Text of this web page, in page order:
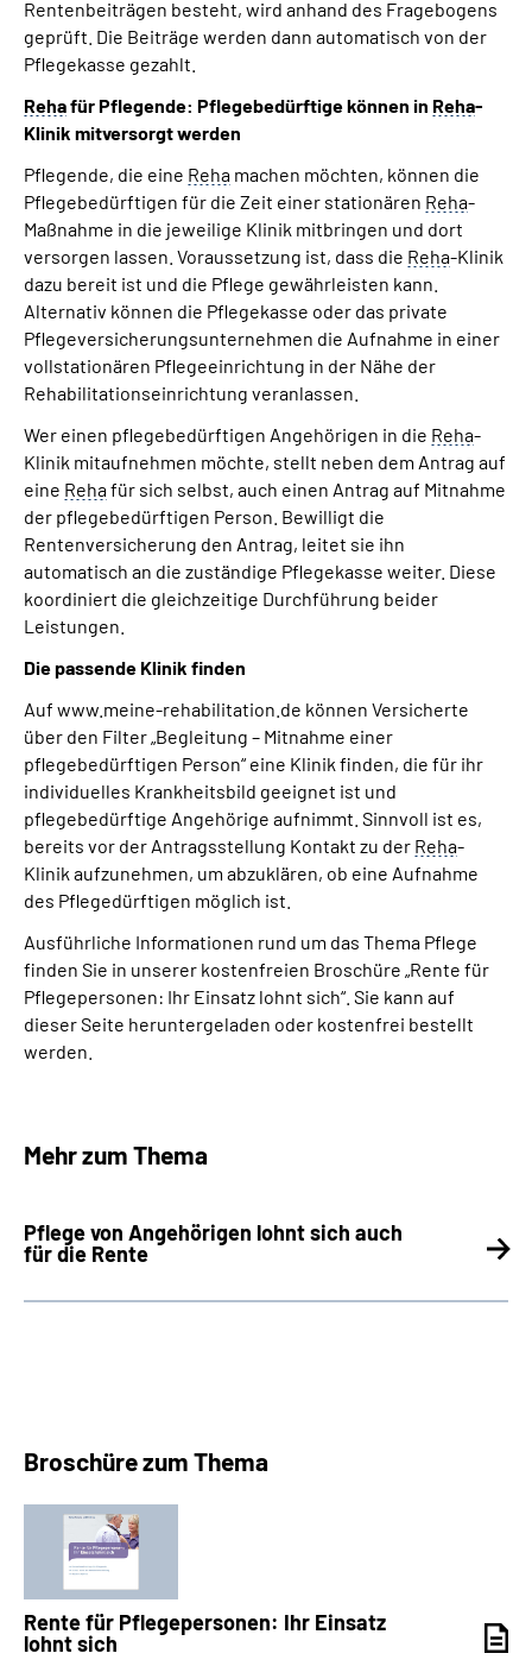
Rentenbeiträgen besteht, wird anhand des Fragebogens
geprüft. Die Beiträge werden dann automatisch von der
Pflegekasse gezahlt.
Rehafür Pflegende: Pflegebedürftige können in Reha-
Klinik mitversorgt werden
Pflegende, die eine Reha machen möchten, können die
Pflegebedürftigen für die Zeit einer stationären Reha-
Maßnahme in die jeweilige Klinik mitbringen und dort
versorgen lassen. Voraussetzung ist, dass die Reha-Klinik
dazu bereit ist und die Pflege gewährleisten kann.
Alternativ können die Pflegekasse oder das private
Pflegeversicherungsunternehmen die Aufnahme in einer
vollstationären Pflegeeinrichtung in der Nähe der
Rehabilitationseinrichtung veranlassen.
Wer einen pflegebedürftigen Angehörigen in die Reha-
Klinik mitaufnehmen möchte, stellt neben dem Antrag auf
eine Rehafür sich selbst, auch einen Antrag auf Mitnahme
der pflegebedürftigen Person. Bewilligt die
Rentenversicherung den Antrag, leitet sie ihn
automatisch an die zuständige Pflegekasse weiter. Diese
koordiniert die gleichzeitige Durchführung beider
Leistungen.
Die passende Klinik finden
Auf www.meine-rehabilitation.de können Versicherte
über den Filter „Begleitung – Mitnahme einer
pflegebedürftigen Person“ eine Klinik finden, die für ihr
individuelles Krankheitsbild geeignet ist und
pflegebedürftige Angehörige aufnimmt. Sinnvoll ist es,
bereits vor der Antragsstellung Kontakt zu der Reha-
Klinik aufzunehmen, um abzuklären, ob eine Aufnahme
des Pflegedürftigen möglich ist.
Ausführliche Informationen rund um das Thema Pflege
finden Sie in unserer kostenfreien Broschüre „Rente für
Pflegepersonen: Ihr Einsatz lohnt sich“. Sie kann auf
dieser Seite heruntergeladen oder kostenfrei bestellt
werden.
Mehr zum Thema
Pflege von Angehörigen lohnt sich auch
für die Rente
Broschüre zum Thema
Rente für Pflegepersonen: Ihr Einsatz
lohnt sich